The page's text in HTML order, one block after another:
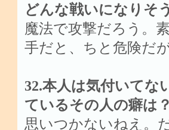
どんな戦いになりそ
魔法で攻撃だろう。
手だと、ちと危険だ
32.本人は気付いてな
ているその人の癖は
思いつかないねえ。